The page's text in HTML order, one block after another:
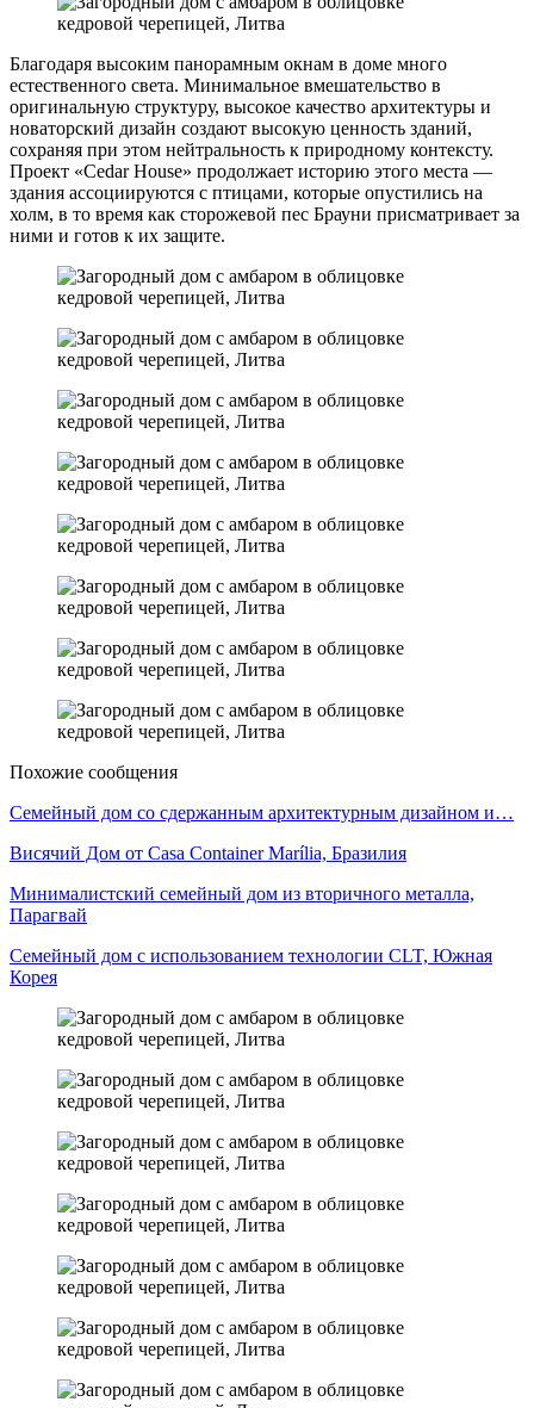
Благодаря высоким панорамным окнам в доме много
естественного света. Минимальное вмешательство в
оригинальную структуру, высокое качество архитектуры и
новаторский дизайн создают высокую ценность зданий,
сохраняя при этом нейтральность к природному контексту.
Проект «Cedar House» продолжает историю этого места —
здания ассоциируются с птицами, которые опустились на
холм, в то время как сторожевой пес Брауни присматривает за
ними и готов к их защите.
Похожие сообщения
Семейный дом со сдержанным архитектурным дизайном и…
Висячий Дом от Casa Container Marília, Бразилия
Минималистский семейный дом из вторичного металла,
Парагвай
Семейный дом с использованием технологии CLT, Южная
Корея